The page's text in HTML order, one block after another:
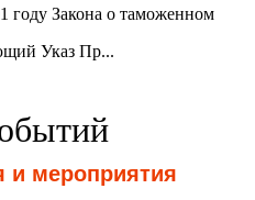
году Закона о таможенном
Указ Пр...
и мероприятия